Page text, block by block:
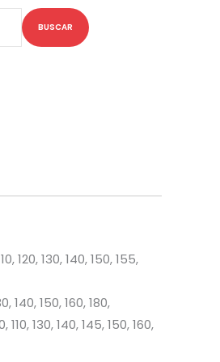
BUSCAR
120, 130, 140, 150, 155,
140, 150, 160, 180,
130, 140, 145, 150, 160,